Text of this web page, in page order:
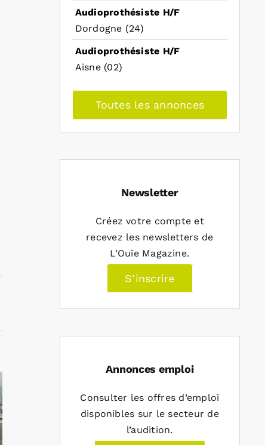
Audioprothésiste H/F
Dordogne (24)
Audioprothésiste H/F
Aisne (02)
Toutes les annonces
Newsletter
Créez votre compte et
recevez les newsletters de
L’Ouïe Magazine.
S’inscrire
Annonces emploi
Consulter les offres d’emploi
disponibles sur le secteur de
l’audition.